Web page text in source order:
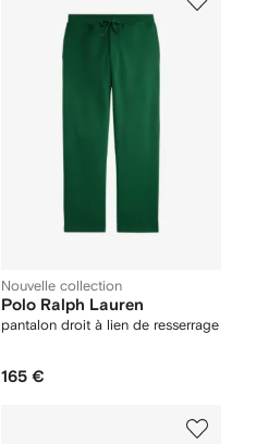
Nouvelle collection
Polo Ralph Lauren
pantalon droit à lien de resserrage
165 €